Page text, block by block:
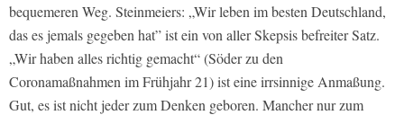
bequemeren Weg. Steinmeiers: „Wir leben im besten Deutschland,
das es jemals gegeben hat” ist ein von aller Skepsis befreiter Satz.
„Wir haben alles richtig gemacht“ (Söder zu den
Coronamaßnahmen im Frühjahr 21) ist eine irrsinnige Anmaßung.
Gut, es ist nicht jeder zum Denken geboren. Mancher nur zum